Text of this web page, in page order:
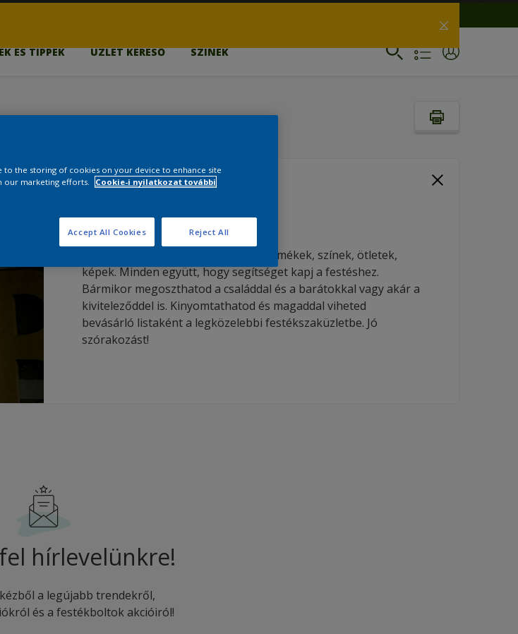
ÉS TIPPEK ÜZLET KERESŐ SZÍNEK
JEGYZETEK
Itt minden megtalálsz egy helyen: termékek, színek, ötletek,
képek. Minden együtt, hogy segítséget kapj a festéshez.
Bármikor megoszthatod a családdal és a barátokkal vagy akár a
kiviteleződdel is. Kinyomtathatod és magaddal viheted
bevásárló listaként a legközelebbi festékszaküzletbe. Jó
szórakozást!
hírlevelünkre!
a legújabb trendekről,
és a festékboltok akcióiról!
to the storing of cookies on your device to enhance site
our marketing efforts.
Cookie-i nyilatkozat további
Reject All
Accept All Cookies